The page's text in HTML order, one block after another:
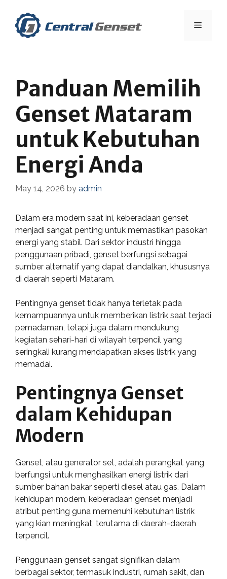
content
Menu
Panduan Memilih
Genset Mataram
untuk Kebutuhan
Energi Anda
May 14, 2026 by admin
Dalam era modern saat ini, keberadaan genset
menjadi sangat penting untuk memastikan pasokan
energi yang stabil. Dari sektor industri hingga
penggunaan pribadi, genset berfungsi sebagai
sumber alternatif yang dapat diandalkan, khususnya
di daerah seperti Mataram.
Pentingnya genset tidak hanya terletak pada
kemampuannya untuk memberikan listrik saat terjadi
pemadaman, tetapi juga dalam mendukung
kegiatan sehari-hari di wilayah terpencil yang
seringkali kurang mendapatkan akses listrik yang
memadai.
Pentingnya Genset
dalam Kehidupan
Modern
Genset, atau generator set, adalah perangkat yang
berfungsi untuk menghasilkan energi listrik dari
sumber bahan bakar seperti diesel atau gas. Dalam
kehidupan modern, keberadaan genset menjadi
atribut penting guna memenuhi kebutuhan listrik
yang kian meningkat, terutama di daerah-daerah
terpencil.
Penggunaan genset sangat signifikan dalam
berbagai sektor, termasuk industri, rumah sakit, dan